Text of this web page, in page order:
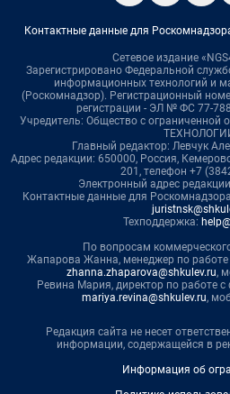
Контактные данные для
Сетевое издание
Зарегистрировано Федеральной
информационных технологий и
(Роскомнадзор). Регистрационный
регистрации - ЭЛ № ФС 77-
Учредитель: Общество с ограниченной
Главный редактор: Левчук
Адрес редакции: 650000, Россия,
201, телефон +7
Электронный адрес
Контактные данные для
Техподдержка:
По вопросам
Жапарова Жанна, менеджер по
zhanna.zhaparova@shkulev.ru,
Ревина Мария, директор по работе
mariya.revina@shkulev.ru,
Редакция сайта не несет
информации, содержащейся в
Информация об